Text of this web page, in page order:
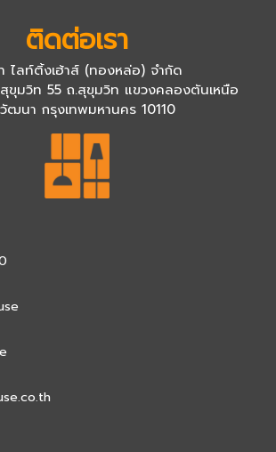
ติดต่อเรา
ไลท์ติ้งเฮ้าส์ (ทองหล่อ) จำกัด
ขุมวิท 55 ถ.สุขุมวิท แขวงคลองตันเหนือ
ฒนา กรุงเทพมหานคร 10110